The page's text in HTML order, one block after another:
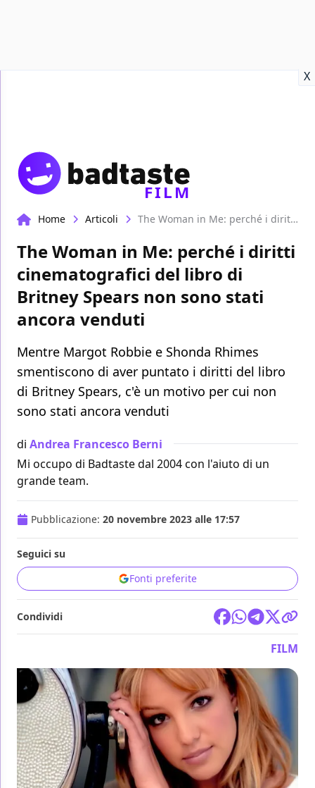
X
FILM
Home Articoli The Woman in Me: perché i diritti cinematografici del libro di Britney Spears non sono stati ancora venduti
The Woman in Me: perché i diritti
cinematografici del libro di
Britney Spears non sono stati
ancora venduti
Mentre Margot Robbie e Shonda Rhimes
smentiscono di aver puntato i diritti del libro
di Britney Spears, c'è un motivo per cui non
sono stati ancora venduti
di Andrea Francesco Berni
Mi occupo di Badtaste dal 2004 con l'aiuto di un
grande team.
Pubblicazione: 20 novembre 2023 alle 17:57
Seguici su
Fonti preferite
Condividi
FILM